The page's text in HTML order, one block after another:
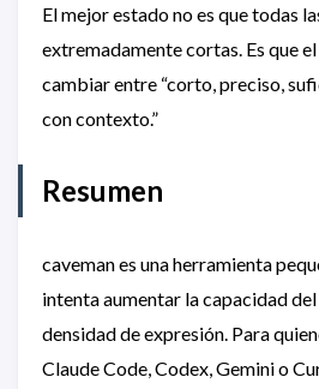
El mejor estado no es que todas
extremadamente cortas. Es que
cambiar entre “corto, preciso,
con contexto.”
Resumen
caveman es una herramienta
intenta aumentar la capacidad
densidad de expresión. Para
Claude Code, Codex, Gemini o